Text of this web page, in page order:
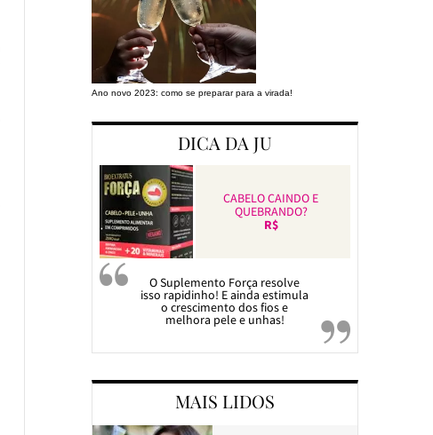
Ano novo 2023: como se preparar para a virada!
DICA DA JU
CABELO CAINDO E
QUEBRANDO?
R$
O Suplemento Força resolve
isso rapidinho! E ainda estimula
o crescimento dos fios e
melhora pele e unhas!
MAIS LIDOS